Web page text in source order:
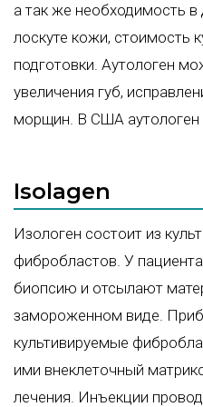
а так же необходимость
лоскуте кожи, стоимость
подготовки. Аутологен
увеличения губ,
морщин. В США аутологен
Isolagen
Изологен состоит из
фибробластов. У
биопсию и отсылают
замороженном виде.
культивируемые
ими внеклеточный
лечения. Инъекции